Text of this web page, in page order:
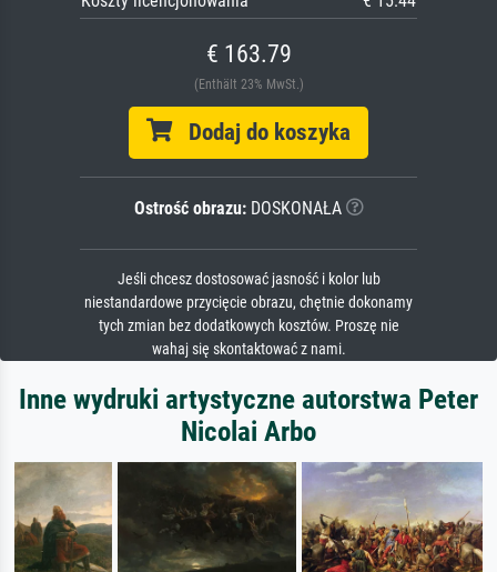
€ 163.79
(Enthält 23% MwSt.)
Dodaj do koszyka
Ostrość obrazu:DOSKONAŁA
Jeśli chcesz dostosować jasność i kolor lub
niestandardowe przycięcie obrazu, chętnie dokonamy
tych zmian bez dodatkowych kosztów. Proszę nie
wahaj się skontaktować z nami.
Inne wydruki artystyczne autorstwa Peter
Nicolai Arbo